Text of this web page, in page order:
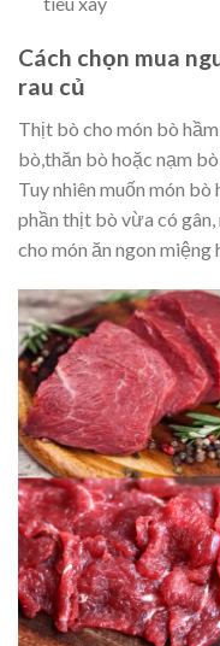
Cách chọn mua
rau củ
Thịt bò cho món bò
bò,thăn bò hoặc nạm
Tuy nhiên muốn món bò
phần thịt bò vừa có
cho món ăn ngon miệng